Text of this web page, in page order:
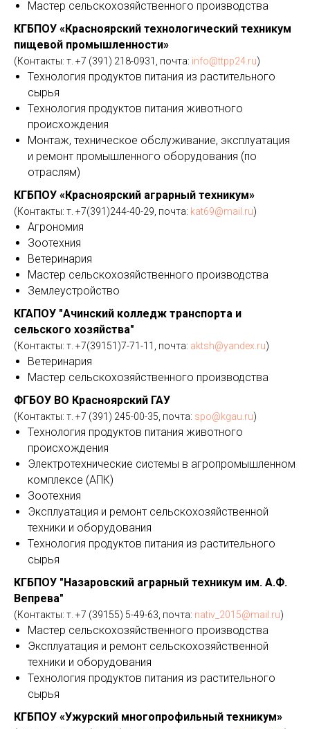
Мастер сельскохозяйственного производства
КГБПОУ «Красноярский технологический техникум
пищевой промышленности»
(Контакты: т. +7 (391) 218-0931, почта: info@ttpp24.ru)
Технология продуктов питания из растительного
сырья
Технология продуктов питания животного
происхождения
Монтаж, техническое обслуживание, эксплуатация
и ремонт промышленного оборудования (по
отраслям)
КГБПОУ «Красноярский аграрный техникум»
(Контакты: т. +7(391)244-40-29, почта: kat69@mail.ru)
Агрономия
Зоотехния
Ветеринария
Мастер сельскохозяйственного производства
Землеустройство
КГАПОУ "Ачинский колледж транспорта и
сельского хозяйства"
(Контакты: т. +7(39151)7-71-11, почта: aktsh@yandex.ru)
Ветеринария
Мастер сельскохозяйственного производства
ФГБОУ ВО Красноярский ГАУ
(Контакты: т. +7 (391) 245-00-35, почта: spo@kgau.ru)
Технология продуктов питания животного
происхождения
Электротехнические системы в агропромышленном
комплексе (АПК)
Зоотехния
Эксплуатация и ремонт сельскохозяйственной
техники и оборудования
Технология продуктов питания из растительного
сырья
КГБПОУ "Назаровский аграрный техникум им. А.Ф.
Вепрева"
(Контакты: т. +7 (39155) 5-49-63, почта: nativ_2015@mail.ru)
Мастер сельскохозяйственного производства
Эксплуатация и ремонт сельскохозяйственной
техники и оборудования
Технология продуктов питания из растительного
сырья
КГБПОУ «Ужурский многопрофильный техникум»